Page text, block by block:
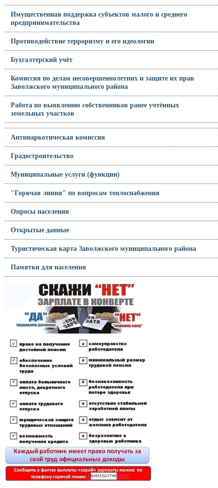
Имущественная поддержка субъектов малого и среднего
предпринимательства
Противодействие терроризму и его идеологии
Бухгалтерский учёт
Комиссия по делам несовершеннолетних и защите их прав
Заволжского муниципального района
Работа по выявлению собственников ранее учтённых
земельных участков
Антинаркотическая комиссия
Градостроительство
Муниципальные услуги (функции)
"Горячая линия" по вопросам теплоснабжения
Опросы населения
Открытые данные
Туристическая карта Заволжского муниципального района
Памятки для населения